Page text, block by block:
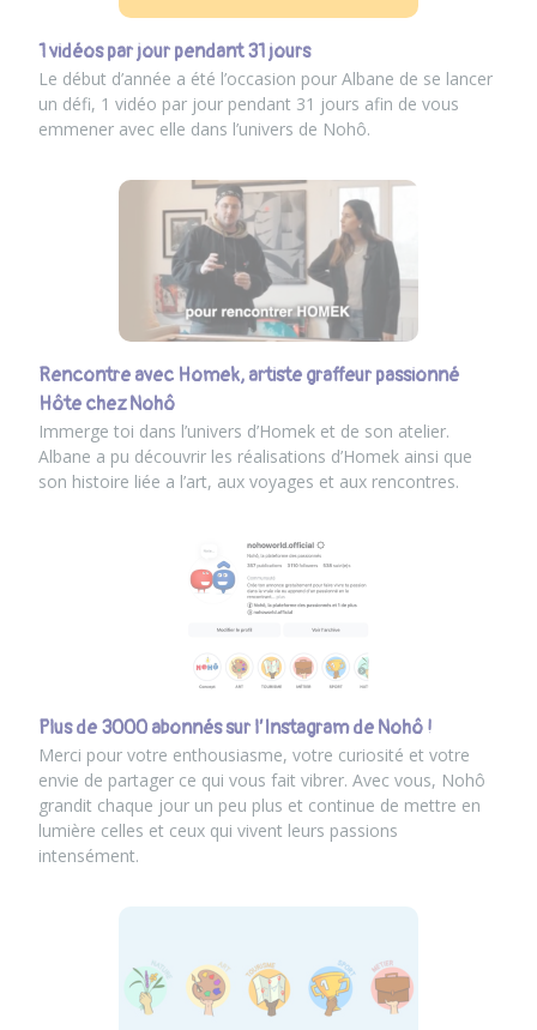
1 vidéos par jour pendant 31 jours
Le début d’année a été l’occasion pour Albane de se lancer
un défi, 1 vidéo par jour pendant 31 jours afin de vous
emmener avec elle dans l’univers de Nohô.
Rencontre avec Homek, artiste graffeur passionné
Hôte chez Nohô
Immerge toi dans l’univers d’Homek et de son atelier.
Albane a pu découvrir les réalisations d’Homek ainsi que
son histoire liée a l’art, aux voyages et aux rencontres.
Plus de 3000 abonnés sur l’Instagram de Nohô !
Merci pour votre enthousiasme, votre curiosité et votre
envie de partager ce qui vous fait vibrer. Avec vous, Nohô
grandit chaque jour un peu plus et continue de mettre en
lumière celles et ceux qui vivent leurs passions
intensément.